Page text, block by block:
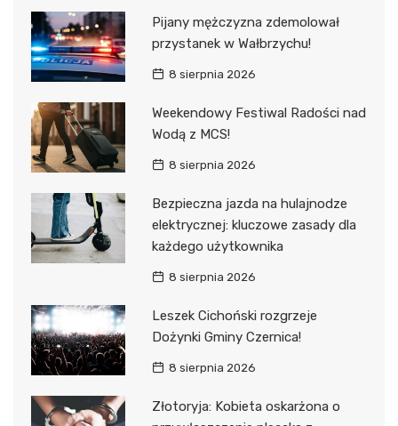
Pijany mężczyzna zdemolował
przystanek w Wałbrzychu!
8 sierpnia 2026
Weekendowy Festiwal Radości nad
Wodą z MCS!
8 sierpnia 2026
Bezpieczna jazda na hulajnodze
elektrycznej: kluczowe zasady dla
każdego użytkownika
8 sierpnia 2026
Leszek Cichoński rozgrzeje
Dożynki Gminy Czernica!
8 sierpnia 2026
Złotoryja: Kobieta oskarżona o